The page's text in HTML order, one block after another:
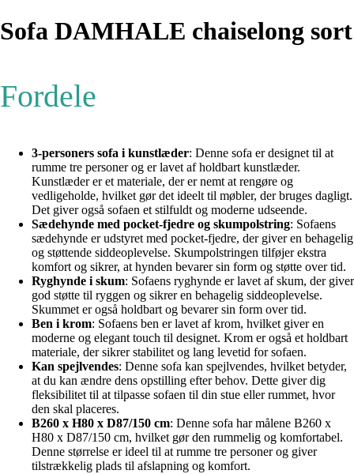
Sofa DAMHALE chaiselong sort
Fordele
3-personers sofa i kunstlæder: Denne sofa er designet til at
rumme tre personer og er lavet af holdbart kunstlæder.
Kunstlæder er et materiale, der er nemt at rengøre og
vedligeholde, hvilket gør det ideelt til møbler, der bruges dagligt.
Det giver også sofaen et stilfuldt og moderne udseende.
Sædehynde med pocket-fjedre og skumpolstring: Sofaens
sædehynde er udstyret med pocket-fjedre, der giver en behagelig
og støttende siddeoplevelse. Skumpolstringen tilføjer ekstra
komfort og sikrer, at hynden bevarer sin form og støtte over tid.
Ryghynde i skum: Sofaens ryghynde er lavet af skum, der giver
god støtte til ryggen og sikrer en behagelig siddeoplevelse.
Skummet er også holdbart og bevarer sin form over tid.
Ben i krom: Sofaens ben er lavet af krom, hvilket giver en
moderne og elegant touch til designet. Krom er også et holdbart
materiale, der sikrer stabilitet og lang levetid for sofaen.
Kan spejlvendes: Denne sofa kan spejlvendes, hvilket betyder,
at du kan ændre dens opstilling efter behov. Dette giver dig
fleksibilitet til at tilpasse sofaen til din stue eller rummet, hvor
den skal placeres.
B260 x H80 x D87/150 cm: Denne sofa har målene B260 x
H80 x D87/150 cm, hvilket gør den rummelig og komfortabel.
Denne størrelse er ideel til at rumme tre personer og giver
tilstrækkelig plads til afslapning og komfort.